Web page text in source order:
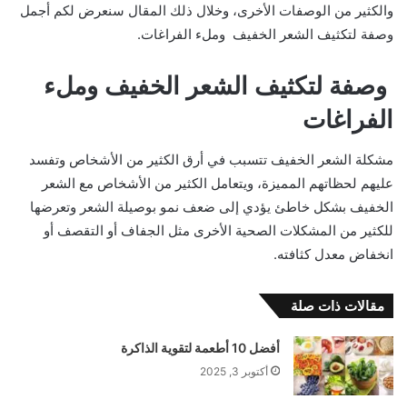
والكثير من الوصفات الأخرى، وخلال ذلك المقال سنعرض لكم أجمل
وصفة لتكثيف الشعر الخفيف وملء الفراغات.
وصفة لتكثيف الشعر الخفيف وملء
الفراغات
مشكلة الشعر الخفيف تتسبب في أرق الكثير من الأشخاص وتفسد
عليهم لحظاتهم المميزة، ويتعامل الكثير من الأشخاص مع الشعر
الخفيف بشكل خاطئ يؤدي إلى ضعف نمو بوصيلة الشعر وتعرضها
للكثير من المشكلات الصحية الأخرى مثل الجفاف أو التقصف أو
انخفاض معدل كثافته.
مقالات ذات صلة
أفضل 10 أطعمة لتقوية الذاكرة
أكتوبر 3, 2025